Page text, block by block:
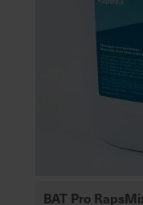
BAT Pro